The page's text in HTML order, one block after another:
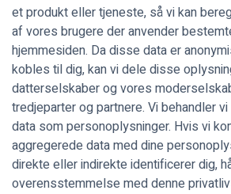
et produkt eller tjeneste, så vi kan
af vores brugere der anvender
hjemmesiden. Da disse data er
kobles til dig, kan vi dele disse
datterselskaber og vores
tredjeparter og partnere. Vi behandler
data som personoplysninger. Hvis vi
aggregerede data med dine
direkte eller indirekte identificerer dig,
overensstemmelse med denne